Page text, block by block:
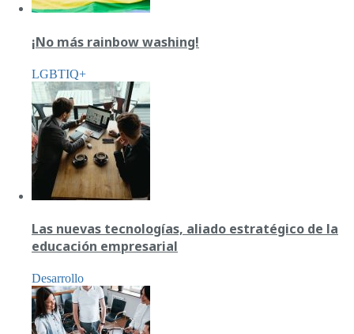
¡No más rainbow washing!
LGBTIQ+
Las nuevas tecnologías, aliado estratégico de la
educación empresarial
Desarrollo